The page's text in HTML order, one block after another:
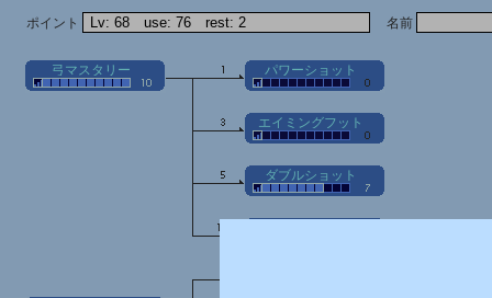
ポイント 名前
弓マスタリー パワーショット
ダブルショット
エイミングフット